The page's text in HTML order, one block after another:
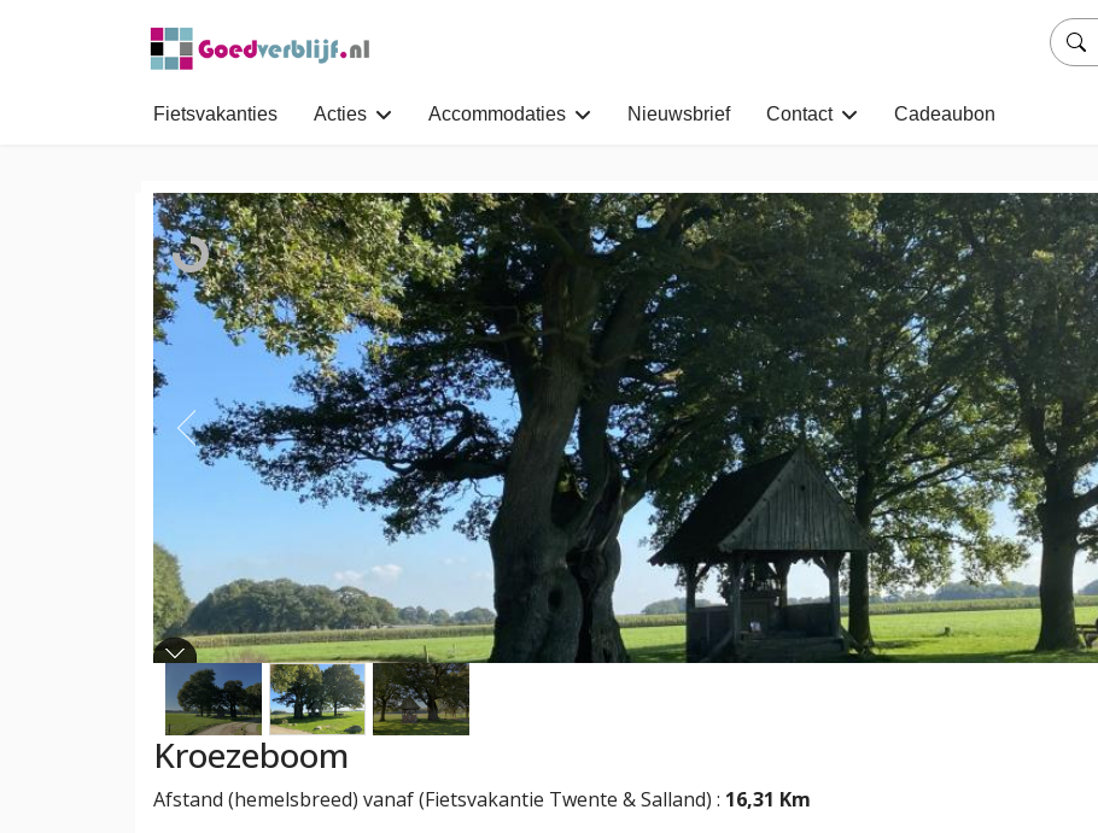
Fietsvakanties Acties Accommodaties Nieuwsbrief Contact Cadeaubon
Kroezeboom
Afstand (hemelsbreed) vanaf (Fietsvakantie Twente & Salland) : 16,31 Km